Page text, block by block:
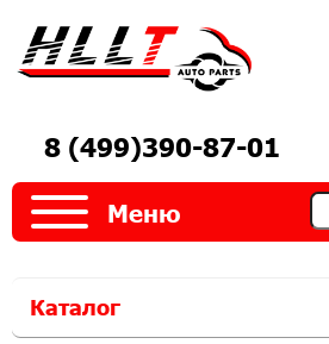
8 (499)390-87-01
Меню
Каталог